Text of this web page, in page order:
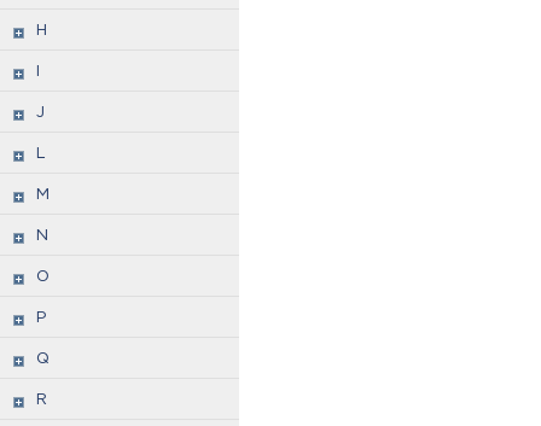
H
I
J
L
M
N
O
P
Q
R